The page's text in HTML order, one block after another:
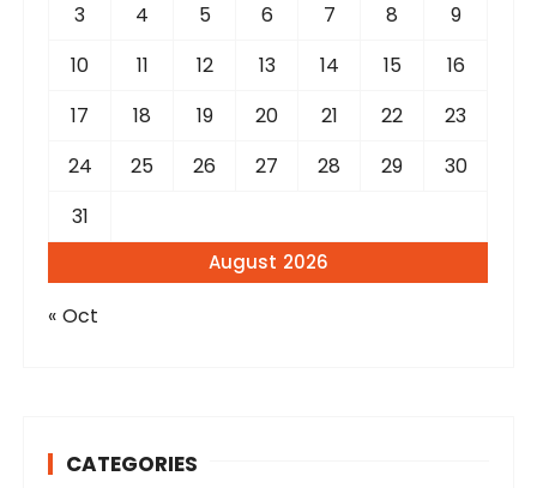
August 2026
3
4 5 6 7 8
9
10
11 12 13 14 15
16
17
18 19 20 21 22
23
24
25 26 27 28 29
30
31
« Oct
CATEGORIES